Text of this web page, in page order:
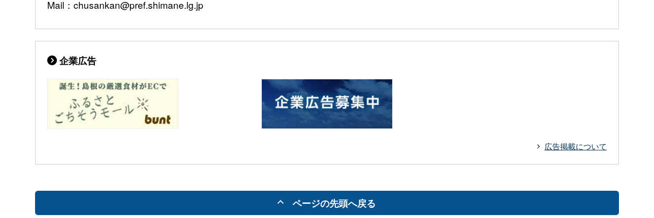
Mail：chusankan@pref.shimane.lg.jp
企業広告
広告掲載について
ページの先頭へ戻る